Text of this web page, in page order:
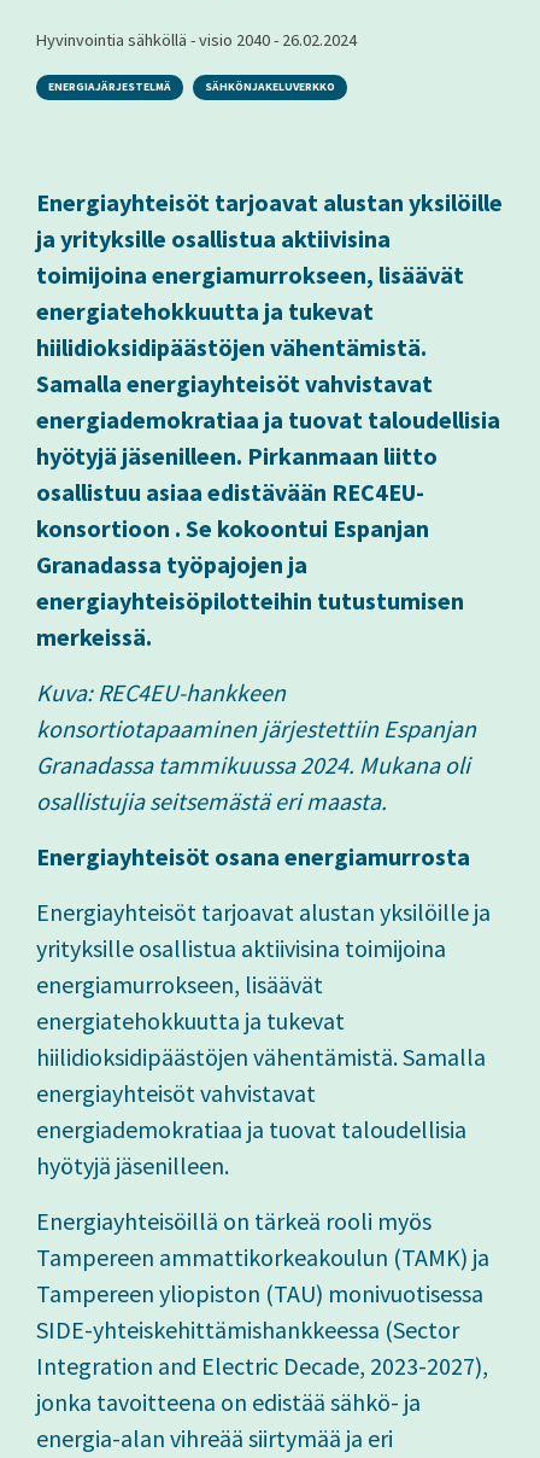
Hyvinvointia sähköllä - visio 2040- 26.02.2024
ENERGIAJÄRJESTELMÄ SÄHKÖNJAKELUVERKKO
Energiayhteisöt tarjoavat alustan yksilöille
ja yrityksille osallistua aktiivisina
toimijoina energiamurrokseen, lisäävät
energiatehokkuutta ja tukevat
hiilidioksidipäästöjen vähentämistä.
Samalla energiayhteisöt vahvistavat
energiademokratiaa ja tuovat taloudellisia
hyötyjä jäsenilleen. Pirkanmaan liitto
osallistuu asiaa edistävään REC4EU-
konsortioon . Se kokoontui Espanjan
Granadassa työpajojen ja
energiayhteisöpilotteihin tutustumisen
merkeissä.
Kuva: REC4EU-hankkeen
konsortiotapaaminen järjestettiin Espanjan
Granadassa tammikuussa 2024. Mukana oli
osallistujia seitsemästä eri maasta.
Energiayhteisöt osana energiamurrosta
Energiayhteisöt tarjoavat alustan yksilöille ja
yrityksille osallistua aktiivisina toimijoina
energiamurrokseen, lisäävät
energiatehokkuutta ja tukevat
hiilidioksidipäästöjen vähentämistä. Samalla
energiayhteisöt vahvistavat
energiademokratiaa ja tuovat taloudellisia
hyötyjä jäsenilleen.
Energiayhteisöillä on tärkeä rooli myös
Tampereen ammattikorkeakoulun (TAMK) ja
Tampereen yliopiston (TAU) monivuotisessa
SIDE-yhteiskehittämishankkeessa (Sector
Integration and Electric Decade, 2023-2027),
jonka tavoitteena on edistää sähkö- ja
energia-alan vihreää siirtymää ja eri